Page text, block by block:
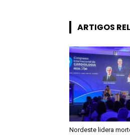
ARTIGOS
Nordeste lidera